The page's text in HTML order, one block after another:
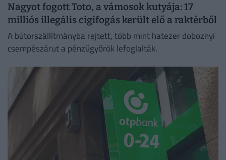
Nagyot fogott Toto, a vámosok kutyája: 17
milliós illegális cigifogás került elő a raktérből
A bútorszállítmányba rejtett, több mint hatezer doboznyi
csempészárut a pénzügyőrök lefoglalták.